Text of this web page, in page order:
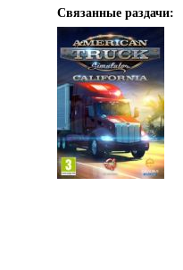
Связанные раздачи: